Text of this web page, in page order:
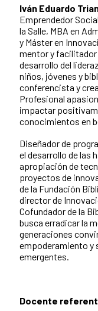
Iván Eduardo
Emprendedor
la Salle, MBA en
y Máster en
mentor y
desarrollo del
niños, jóvenes y
conferencista y
Profesional
impactar
conocimientos en
Diseñador de
el desarrollo de las
apropiación de
proyectos de
de la Fundación
director de
Cofundador de la
busca erradicar la
generaciones
empoderamiento y
emergentes.
Docente